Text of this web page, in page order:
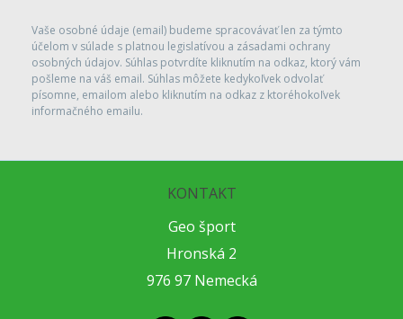
Vaše osobné údaje (email) budeme spracovávať len za týmto
účelom v súlade s platnou legislatívou a zásadami ochrany
osobných údajov. Súhlas potvrdíte kliknutím na odkaz, ktorý vám
pošleme na váš email. Súhlas môžete kedykoľvek odvolať
písomne, emailom alebo kliknutím na odkaz z ktoréhokoľvek
informačného emailu.
KONTAKT
Geo šport
Hronská 2
976 97 Nemecká